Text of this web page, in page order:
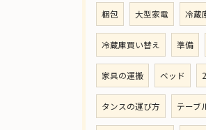
梱包 大型家電 冷蔵
冷蔵庫買い替え 準備
家具の運搬 ベッド
タンスの運び方 テーブ